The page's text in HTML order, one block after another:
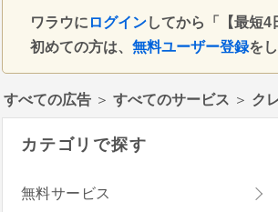
ワラウに ログインしてから「【最短
初めての方は、 無料ユーザー登録を
すべての広告 ＞ すべてのサービス ＞ ク
カテゴリで探す
無料サービス